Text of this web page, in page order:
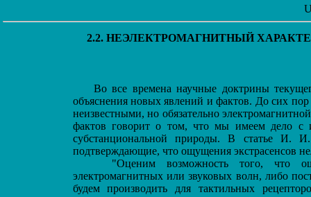
2.2. НЕЭЛЕКТРОМАГНИТНЫЙ
Во все времена научные доктрины
объяснения новых явлений и фактов. До сих
неизвестными, но обязательно
фактов говорит о том, что мы имеем дело с
субстанциональной природы. В статье И.
подтверждающие, что ощущения экстрасенсов
"Оценим возможность того, что
электромагнитных или звуковых волн, либо
будем производить для тактильных